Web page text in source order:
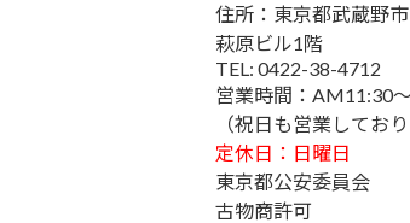
住所：東京都武蔵野
萩原ビル1階
TEL: 0422-38-4712
営業時間：AM11:30
（祝日も営業しており
定休日：日曜日
東京都公安委員会
古物商許可